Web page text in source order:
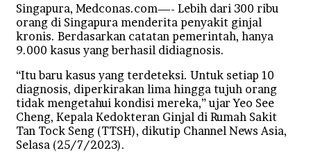
Singapura, Medconas.com—- Lebih dari 300 ribu
orang di Singapura menderita penyakit ginjal
kronis. Berdasarkan catatan pemerintah, hanya
9.000 kasus yang berhasil didiagnosis.
“Itu baru kasus yang terdeteksi. Untuk setiap 10
diagnosis, diperkirakan lima hingga tujuh orang
tidak mengetahui kondisi mereka,” ujar Yeo See
Cheng, Kepala Kedokteran Ginjal di Rumah Sakit
Tan Tock Seng (TTSH), dikutip Channel News Asia,
Selasa (25/7/2023).